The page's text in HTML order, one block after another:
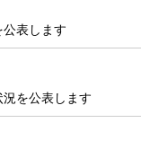
表します
を公表します